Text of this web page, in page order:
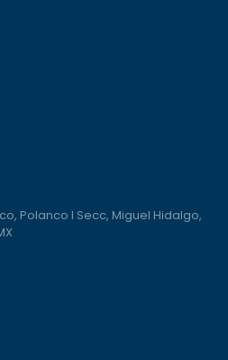
Polanco I Secc, Miguel Hidalgo,